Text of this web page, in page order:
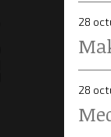
28
28